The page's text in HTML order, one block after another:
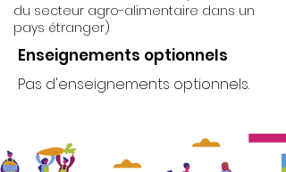
du secteur agro-alimentaire dans un
pays étranger)
Enseignements optionnels
Pas d'enseignements optionnels.